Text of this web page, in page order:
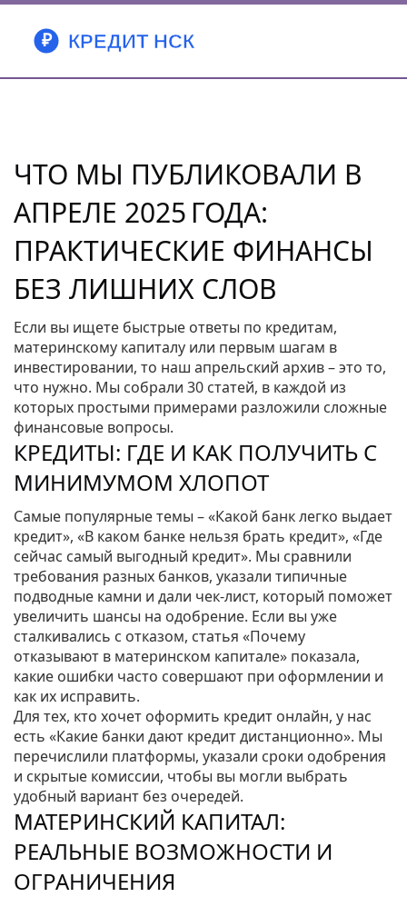
ЧТО МЫ ПУБЛИКОВАЛИ В
АПРЕЛЕ 2025 ГОДА:
ПРАКТИЧЕСКИЕ ФИНАНСЫ
БЕЗ ЛИШНИХ СЛОВ
Если вы ищете быстрые ответы по кредитам,
материнскому капиталу или первым шагам в
инвестировании, то наш апрельский архив – это то,
что нужно. Мы собрали 30 статей, в каждой из
которых простыми примерами разложили сложные
финансовые вопросы.
КРЕДИТЫ: ГДЕ И КАК ПОЛУЧИТЬ С
МИНИМУМОМ ХЛОПОТ
Самые популярные темы – «Какой банк легко выдает
кредит», «В каком банке нельзя брать кредит», «Где
сейчас самый выгодный кредит». Мы сравнили
требования разных банков, указали типичные
подводные камни и дали чек‑лист, который поможет
увеличить шансы на одобрение. Если вы уже
сталкивались с отказом, статья «Почему
отказывают в материнском капитале» показала,
какие ошибки часто совершают при оформлении и
как их исправить.
Для тех, кто хочет оформить кредит онлайн, у нас
есть «Какие банки дают кредит дистанционно». Мы
перечислили платформы, указали сроки одобрения
и скрытые комиссии, чтобы вы могли выбрать
удобный вариант без очередей.
МАТЕРИНСКИЙ КАПИТАЛ:
РЕАЛЬНЫЕ ВОЗМОЖНОСТИ И
ОГРАНИЧЕНИЯ